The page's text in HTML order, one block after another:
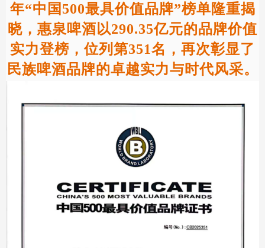
年“中国500最具价值品牌”榜单隆重揭
晓，惠泉啤酒以290.35亿元的品牌价值
实力登榜，位列第351名，再次彰显了
民族啤酒品牌的卓越实力与时代风采。